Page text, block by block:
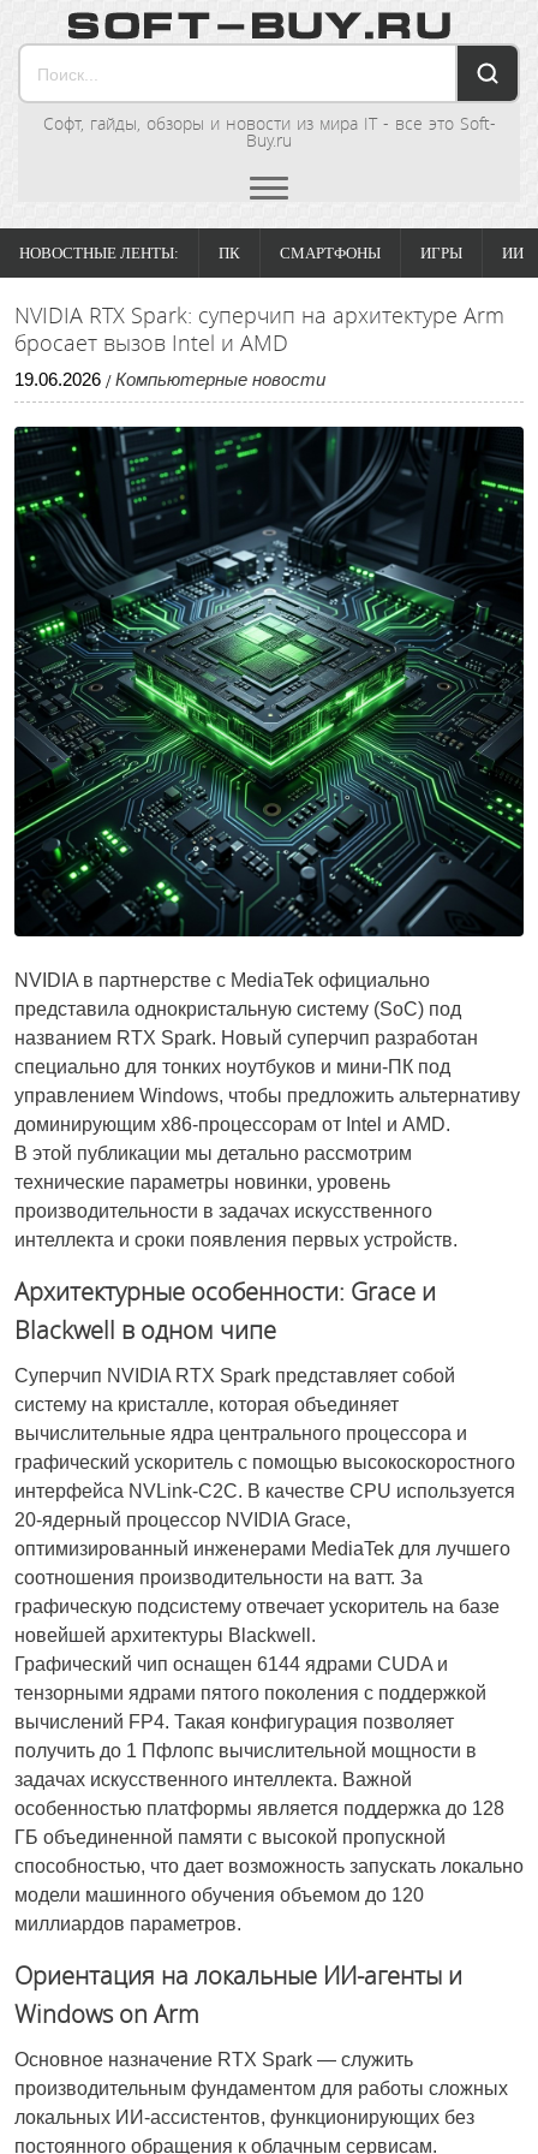
Софт, гайды, обзоры и новости из мира IT - все это Soft-
Buy.ru
НОВОСТНЫЕ ЛЕНТЫ: ПК СМАРТФОНЫ ИГРЫ ИИ
NVIDIA RTX Spark: суперчип на архитектуре Arm
бросает вызов Intel и AMD
19.06.2026 / Компьютерные новости
NVIDIA в партнерстве с MediaTek официально
представила однокристальную систему (SoC) под
названием RTX Spark. Новый суперчип разработан
специально для тонких ноутбуков и мини-ПК под
управлением Windows, чтобы предложить альтернативу
доминирующим x86-процессорам от Intel и AMD.
В этой публикации мы детально рассмотрим
технические параметры новинки, уровень
производительности в задачах искусственного
интеллекта и сроки появления первых устройств.
Архитектурные особенности: Grace и
Blackwell в одном чипе
Суперчип NVIDIA RTX Spark представляет собой
систему на кристалле, которая объединяет
вычислительные ядра центрального процессора и
графический ускоритель с помощью высокоскоростного
интерфейса NVLink-C2C. В качестве CPU используется
20-ядерный процессор NVIDIA Grace,
оптимизированный инженерами MediaTek для лучшего
соотношения производительности на ватт. За
графическую подсистему отвечает ускоритель на базе
новейшей архитектуры Blackwell.
Графический чип оснащен 6144 ядрами CUDA и
тензорными ядрами пятого поколения с поддержкой
вычислений FP4. Такая конфигурация позволяет
получить до 1 Пфлопс вычислительной мощности в
задачах искусственного интеллекта. Важной
особенностью платформы является поддержка до 128
ГБ объединенной памяти с высокой пропускной
способностью, что дает возможность запускать локально
модели машинного обучения объемом до 120
миллиардов параметров.
Ориентация на локальные ИИ-агенты и
Windows on Arm
Основное назначение RTX Spark — служить
производительным фундаментом для работы сложных
локальных ИИ-ассистентов, функционирующих без
постоянного обращения к облачным сервисам.